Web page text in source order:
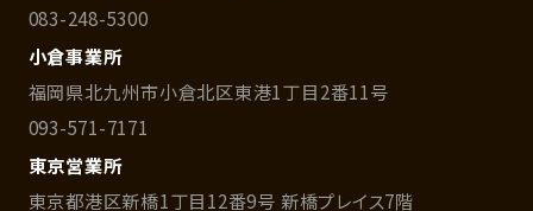
に是正措置を実施します。
083-248-5300
小倉事業所
福岡県北九州市小倉北区東港1丁目2番11号
093-571-7171
東京営業所
東京都港区新橋1丁目12番9号 新橋プレイス7階